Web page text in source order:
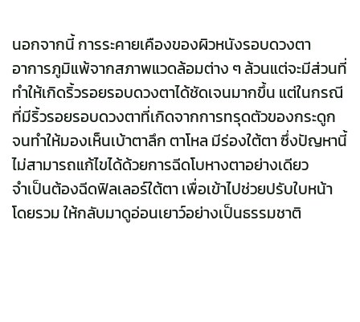
นอกจากนี้ การระคายเคืองของผิวหนังรอบดวงตา
อาการภูมิแพ้จากสภาพแวดล้อมต่าง ๆ ล้วนแต่จะมีส่วนที่
ทำให้เกิดริ้วรอยรอบดวงตาได้ชัดเจนมากขึ้น แต่ในกรณี
ที่มีริ้วรอยรอบดวงตาที่เกิดจากการทรุดตัวของกระดูก
จนทำให้มองเห็นเบ้าตาลึก ตาโหล มีร่องใต้ตา ซึ่งปัญหานี้
ไม่สามารถแก้ไขได้ด้วยการฉีดโบหางตาอย่างเดียว
จำเป็นต้องฉีดฟิลเลอร์ใต้ตา เพื่อเข้าไปช่วยปรับใบหน้า
โดยรวม ให้กลับมาดูอ่อนเยาว์อย่างเป็นธรรมชาติ